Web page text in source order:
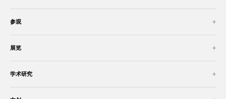
参观
展览
学术研究